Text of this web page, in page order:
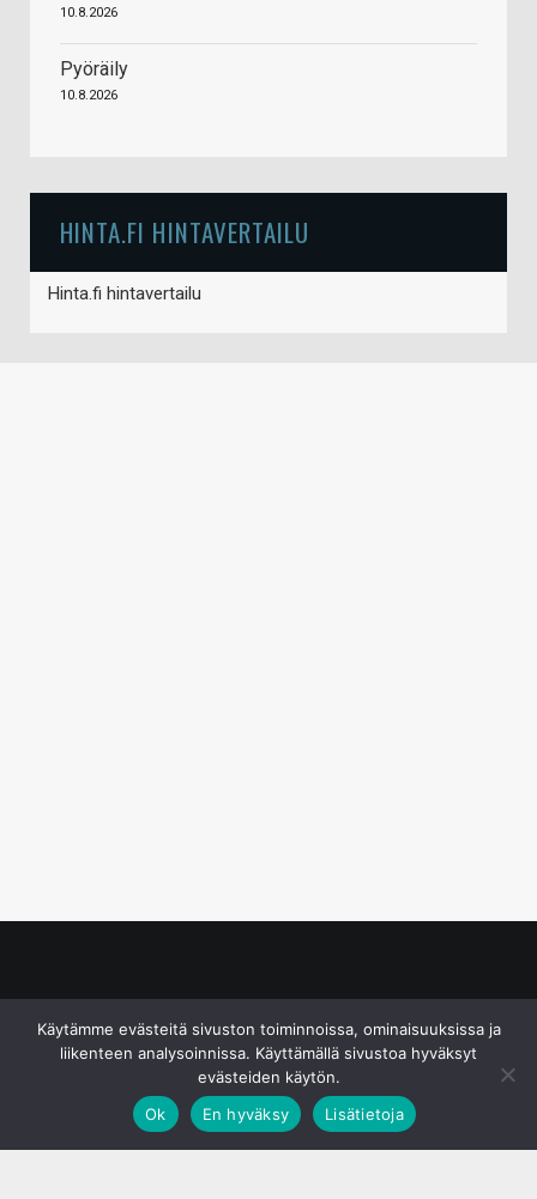
10.8.2026
Pyöräily
10.8.2026
HINTA.FI HINTAVERTAILU
Hinta.fi hintavertailu
Käytämme evästeitä sivuston toiminnoissa, ominaisuuksissa ja
liikenteen analysoinnissa. Käyttämällä sivustoa hyväksyt
evästeiden käytön.
Ok
En hyväksy Lisätietoja